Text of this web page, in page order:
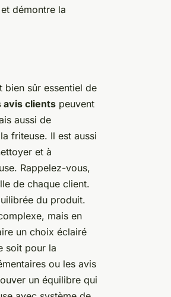
démontre la
sûr essentiel de
avis clients peuvent
aussi de
friteuse. Il est aussi
et à
Rappelez-vous,
de chaque client.
du produit.
mais en
un choix éclairé
soit pour la
ou les avis
un équilibre qui